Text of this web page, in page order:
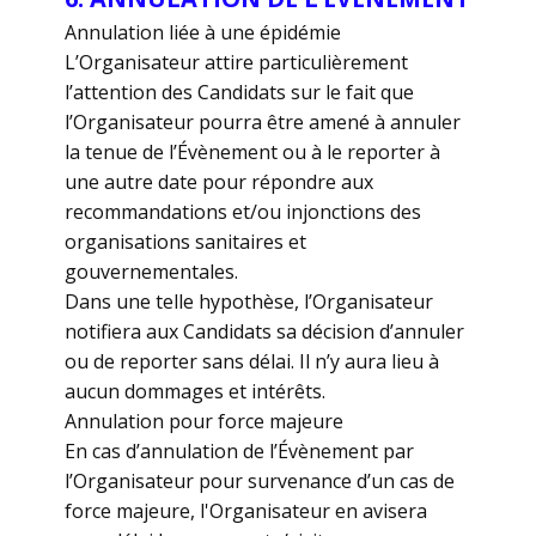
Annulation liée à une épidémie
L’Organisateur attire particulièrement
l’attention des Candidats sur le fait que
l’Organisateur pourra être amené à annuler
la tenue de l’Évènement ou à le reporter à
une autre date pour répondre aux
recommandations et/ou injonctions des
organisations sanitaires et
gouvernementales.
Dans une telle hypothèse, l’Organisateur
notifiera aux Candidats sa décision d’annuler
ou de reporter sans délai. Il n’y aura lieu à
aucun dommages et intérêts.
Annulation pour force majeure
En cas d’annulation de l’Évènement par
l’Organisateur pour survenance d’un cas de
force majeure, l'Organisateur en avisera